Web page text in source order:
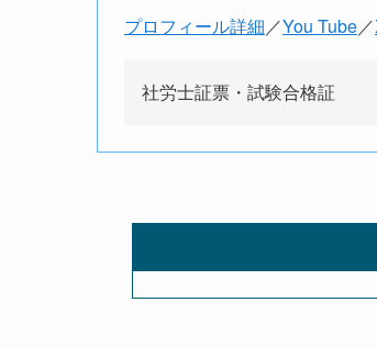
プロフィール詳細／You Tube／
社労士証票・試験合格証